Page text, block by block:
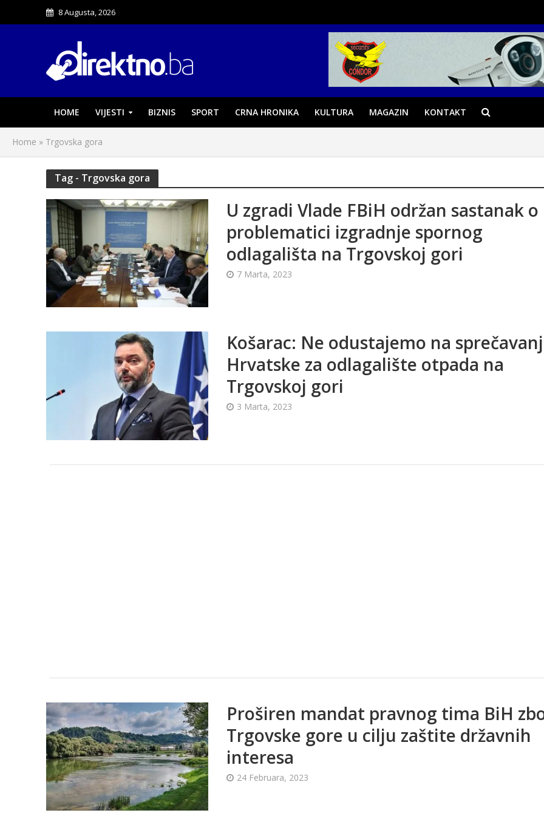
8 Augusta, 2026
HOME VIJESTI BIZNIS SPORT CRNA HRONIKA KULTURA MAGAZIN KONTAKT
Home » Trgovska gora
Tag - Trgovska gora
U zgradi Vlade FBiH održan sastanak o
problematici izgradnje spornog
odlagališta na Trgovskoj gori
7 Marta, 2023
Košarac: Ne odustajemo na
Hrvatske za odlagalište otpada na
Trgovskoj gori
3 Marta, 2023
Proširen mandat pravnog tima BiH
Trgovske gore u cilju zaštite državnih
interesa
24 Februara, 2023